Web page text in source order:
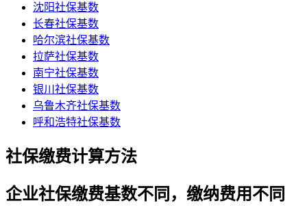
沈阳社保基数
长春社保基数
哈尔滨社保基数
拉萨社保基数
南宁社保基数
银川社保基数
乌鲁木齐社保基数
呼和浩特社保基数
社保缴费计算方法
企业社保缴费基数不同，缴纳费用不同